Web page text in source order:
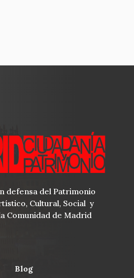
defensa del Patrimonio
Cultural, Social y
Comunidad de Madrid
blog